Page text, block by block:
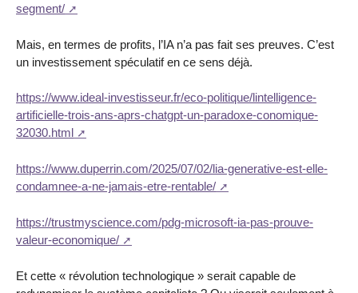
segment/
Mais, en termes de profits, l’IA n’a pas fait ses preuves. C’est
un investissement spéculatif en ce sens déjà.
https://www.ideal-investisseur.fr/eco-politique/lintelligence-
artificielle-trois-ans-aprs-chatgpt-un-paradoxe-conomique-
32030.html
https://www.duperrin.com/2025/07/02/lia-generative-est-elle-
condamnee-a-ne-jamais-etre-rentable/
https://trustmyscience.com/pdg-microsoft-ia-pas-prouve-
valeur-economique/
Et cette « révolution technologique » serait capable de